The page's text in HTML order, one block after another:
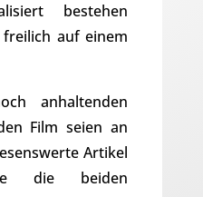
bestehen
auf einem
anhaltenden
Film seien an
Artikel
die beiden